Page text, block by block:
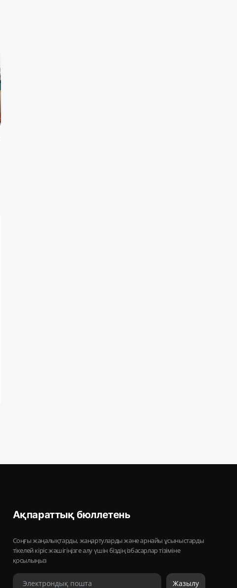
Ақпараттық бюллетень
Соңғы жаңалықтарды, жаңартуларды және арнайы ұсыныстарды
тікелей кіріс жәшігіңізге алу үшін біздің ізбасарлар тізіміне
қосылыңыз
Жазылу